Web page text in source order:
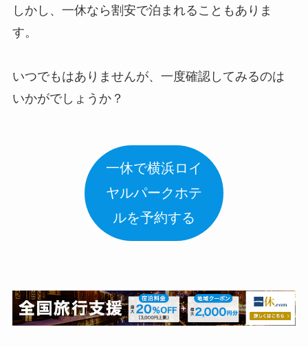
しかし、一休なら割安で泊まれることもありま
す。
いつでもはありませんが、一度確認してみるのは
いかがでしょうか？
一休で横浜ロイ
ヤルパークホテ
ルを予約する